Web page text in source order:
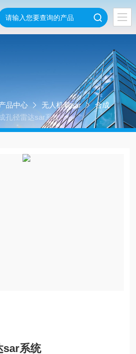
品中心 无人机载sar
合成
孔径雷达sar系统
sar系统